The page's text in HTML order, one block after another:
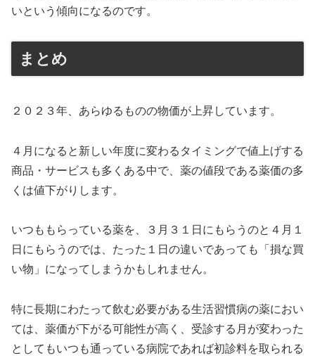
いという傾向になるのです。
まとめ
２０２３年、あらゆるものの物価が上昇しています。
４月になると新しい年度に変わるタイミングで値上げする
商品・サービスも多くある中で、薬の値段である薬価の多
くは値下がりします。
いつももらっている薬を、３月３１日にもらうのと４月１
日にもらうのでは、たった１日の違いであっても「損な買
い物」になってしまうかもしれません。
特に長期にわたって飲む必要がある生活習慣病の薬におい
ては、薬価が下がる可能性が高く、受診する月が変わった
としてもいつも通っている病院であれば初診料を取られる